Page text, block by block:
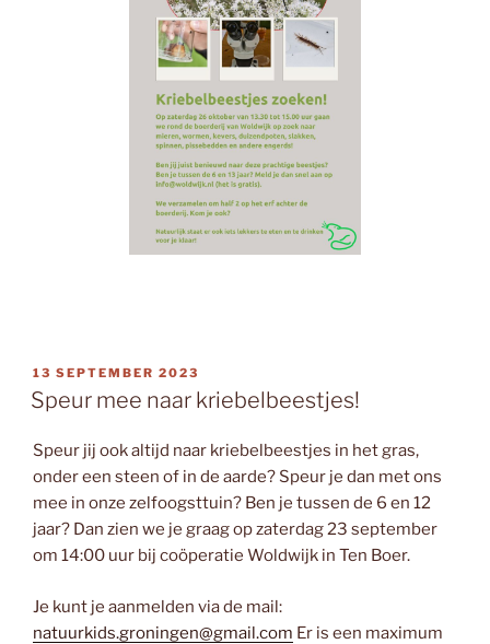
GEPLAATST
OP
13 SEPTEMBER 2023
Speur mee naar kriebelbeestjes!
Speur jij ook altijd naar kriebelbeestjes in het gras,
onder een steen of in de aarde? Speur je dan met ons
mee in onze zelfoogsttuin? Ben je tussen de 6 en 12
jaar? Dan zien we je graag op zaterdag 23 september
om 14:00 uur bij coöperatie Woldwijk in Ten Boer.
Je kunt je aanmelden via de mail:
natuurkids.groningen@gmail.com Er is een maximum